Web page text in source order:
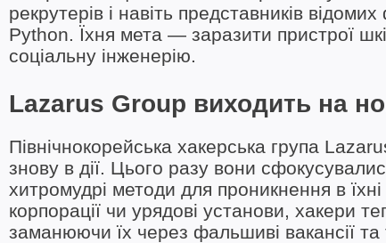
рекрутерів і навіть представників
Python. Їхня мета — заразити пристрої
соціальну інженерію.
Lazarus Group виходить на
Північнокорейська хакерська група
знову в дії. Цього разу вони
хитромудрі методи для проникнення в
корпорації чи урядові установи, хакери
заманюючи їх через фальшиві вакансії та